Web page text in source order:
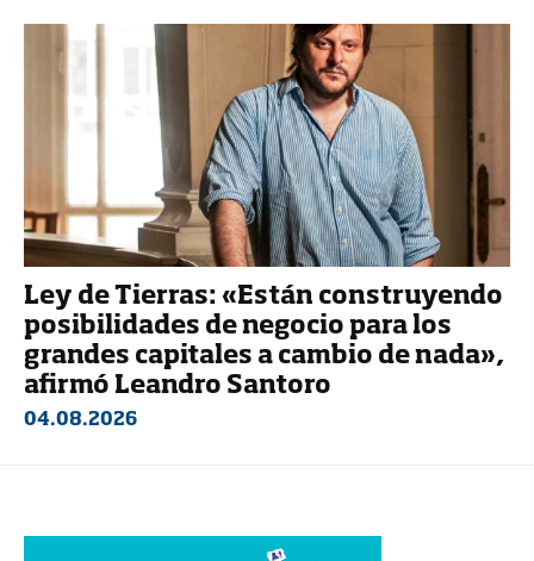
Ley de Tierras: «Están construyendo
posibilidades de negocio para los
grandes capitales a cambio de nada»,
afirmó Leandro Santoro
04.08.2026